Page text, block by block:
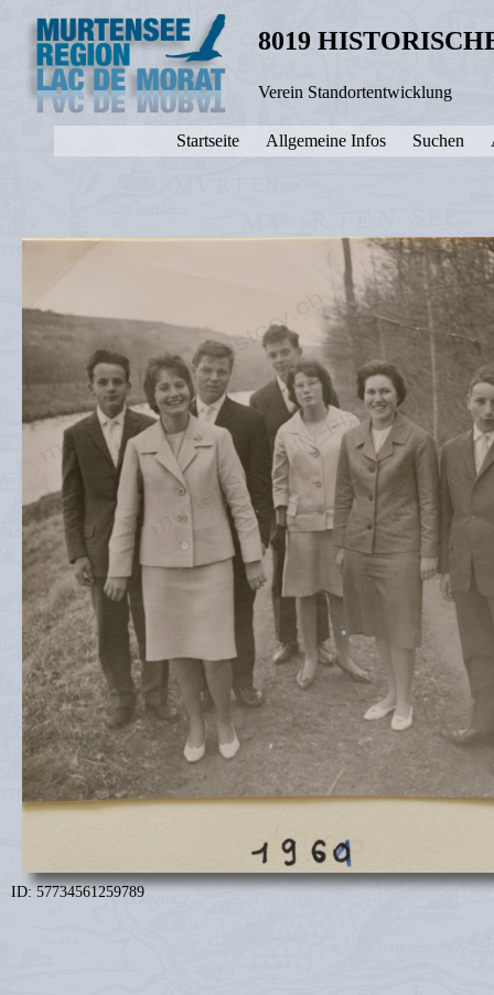
8019
Verein Standortentwicklung
Startseite Allgemeine Infos Suchen
ID: 57734561259789